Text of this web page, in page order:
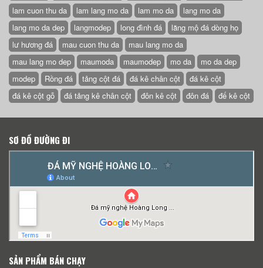
lam cuon thu da
lam lang mo da lam mo da
lang mo da
lang mo da dep
langmodep long đình đá
lăng mộ đá dòng họ
lư hương đá
mau cuon thu da
mau lang mo da
mau lang mo dep
maumoda maumodep mo da
mo da dep
modep
Rồng đá tảng cột đá đá kê chân cột
đá kê cột
đá kê cột gỗ
đá tảng kê chân cột đôn kê cột đôn đá đế kê cột
SƠ ĐỒ ĐƯỜNG ĐI
SẢN PHẨM BÁN CHẠY